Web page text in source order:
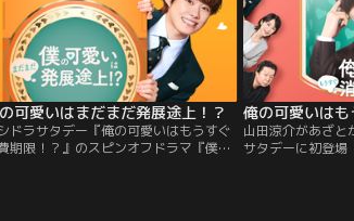
可愛いはまだまだ発展途上！？
ドラサタデー『俺の可愛いはもうすぐ
期限！？』のスピンオフドラマ『僕の
俺の可愛いは
山田涼介があざと
サタデーに初登場